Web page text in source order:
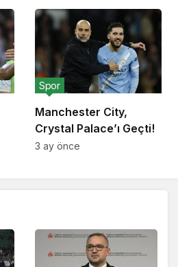
Manchester City,
Crystal Palace’ı Geçti!
Spor
3 ay önce